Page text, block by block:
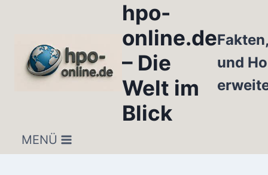
hpo-
online.de
– Die
Welt im
Blick
und
MENÜ